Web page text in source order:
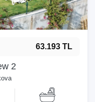
2
63.193 TL